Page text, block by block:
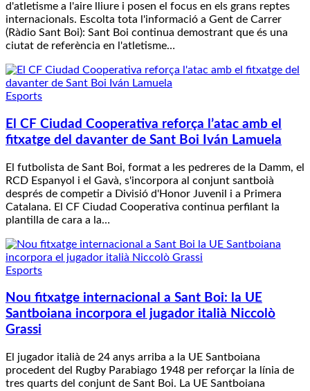
d'atletisme a l'aire lliure i posen el focus en els grans reptes
internacionals. Escolta tota l'informació a Gent de Carrer
(Ràdio Sant Boi): Sant Boi continua demostrant que és una
ciutat de referència en l'atletisme…
Esports
El CF Ciudad Cooperativa reforça l’atac amb el
fitxatge del davanter de Sant Boi Iván Lamuela
El futbolista de Sant Boi, format a les pedreres de la Damm, el
RCD Espanyol i el Gavà, s'incorpora al conjunt santboià
després de competir a Divisió d'Honor Juvenil i a Primera
Catalana. El CF Ciudad Cooperativa continua perfilant la
plantilla de cara a la…
Esports
Nou fitxatge internacional a Sant Boi: la UE
Santboiana incorpora el jugador italià Niccolò
Grassi
El jugador italià de 24 anys arriba a la UE Santboiana
procedent del Rugby Parabiago 1948 per reforçar la línia de
tres quarts del conjunt de Sant Boi. La UE Santboiana